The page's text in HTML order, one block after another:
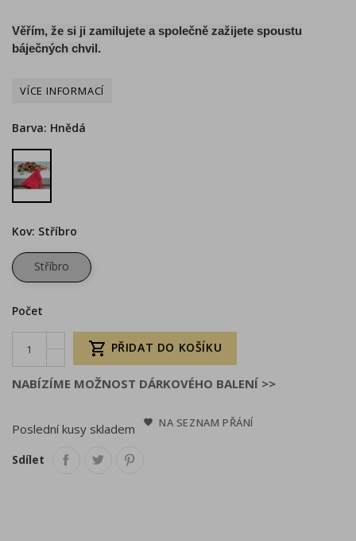
Věřím, že si ji zamilujete a společně zažijete spoustu
báječných chvil.
Barva: Hnědá
Hnědá
Kov: Stříbro
Stříbro
Počet
 PŘIDAT DO KOŠÍKU
NABÍZÍME MOŽNOST DÁRKOVÉHO BALENÍ >>
Poslední kusy skladem NA SEZNAM PŘÁNÍ
Sdílet